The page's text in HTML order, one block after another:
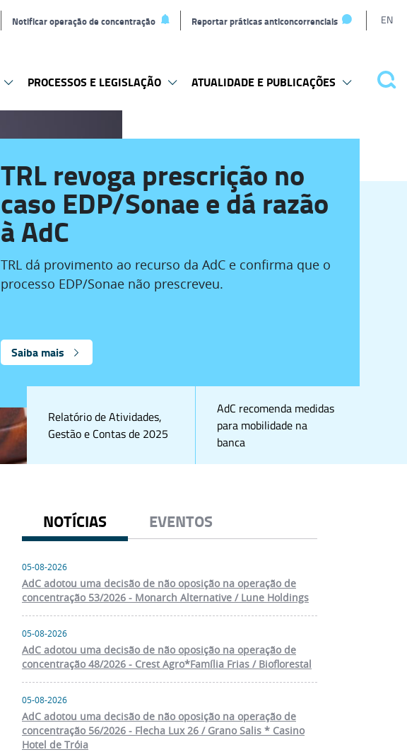
Notificar operação de concentração Reportar práticas anticoncorrenciais EN
PROCESSOS E LEGISLAÇÃO ATUALIDADE E PUBLICAÇÕES
TRL revoga prescrição no
caso EDP/Sonae e dá razão
à AdC
TRL dá provimento ao recurso da AdC e confirma que o
processo EDP/Sonae não prescreveu.
Saiba mais
AdC recomenda medidas
para mobilidade na
banca
Relatório de Atividades,
Gestão e Contas de 2025
NOTÍCIAS EVENTOS
05-08-2026
AdC adotou uma decisão de não oposição na operação de
concentração 53/2026 - Monarch Alternative / Lune Holdings
05-08-2026
AdC adotou uma decisão de não oposição na operação de
concentração 48/2026 - Crest Agro*Família Frias / Bioflorestal
05-08-2026
AdC adotou uma decisão de não oposição na operação de
concentração 56/2026 - Flecha Lux 26 / Grano Salis * Casino
Hotel de Tróia